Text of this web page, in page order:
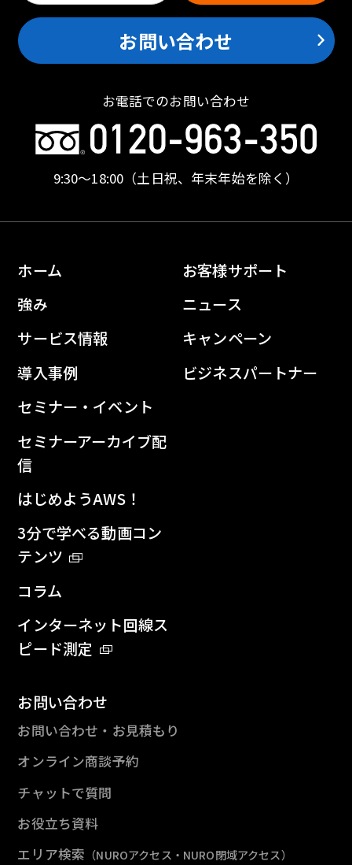
お問い合わせ
お電話でのお問い合わせ
9:30〜18:00 （土日祝、年末年始を除く）
ホーム
強み
サービス情報
導入事例
セミナー・イベント
セミナーアーカイブ配
信
はじめようAWS！
3分で学べる動画コン
テンツ
コラム
インターネット回線ス
ピード測定
お客様サポート
ニュース
キャンペーン
ビジネスパートナー
お問い合わせ
お問い合わせ・お見積もり
オンライン商談予約
チャットで質問
お役立ち資料
エリア検索 （NUROアクセス・NURO閉域アクセス）